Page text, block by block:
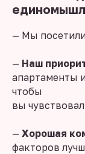
— Мы
— Наш
апартаменты
чтобы
вы
— Хорошая
факторов